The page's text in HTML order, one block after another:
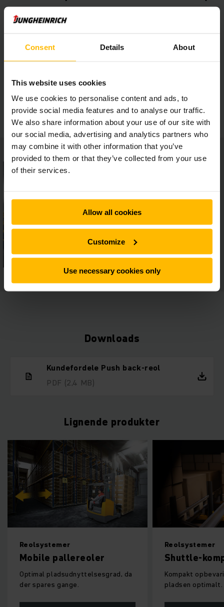
Consent Details About
This website uses cookies
We use cookies to personalise content and ads, to
provide social media features and to analyse our traffic.
We also share information about your use of our site with
our social media, advertising and analytics partners who
may combine it with other information that you’ve
provided to them or that they’ve collected from your use
of their services.
Allow all cookies
Customize
Use necessary cookies only
Høj processikkerhed
Downloads
Kundefordele Push back-reol
PDF (2,4 MB)
Lignende produkter
Reolsystemer
Mobile pallereoler
Optimal pladsudnyttelsesgrad, da
der spares gange.
Reolsystemer
Shuttle-
Kompakt
pladsen optimalt.